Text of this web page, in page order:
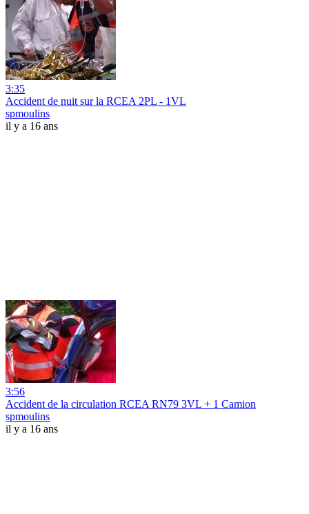
3:35
Accident de nuit sur la RCEA 2PL - 1VL
spmoulins
il y a 16 ans
3:56
Accident de la circulation RCEA RN79 3VL + 1 Camion
spmoulins
il y a 16 ans